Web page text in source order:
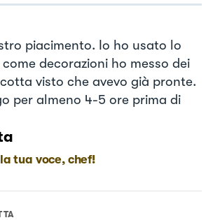
piacimento. Io ho usato lo
decorazioni ho messo dei
visto che avevo già pronte.
per almeno 4-5 ore prima di
tua voce, chef!